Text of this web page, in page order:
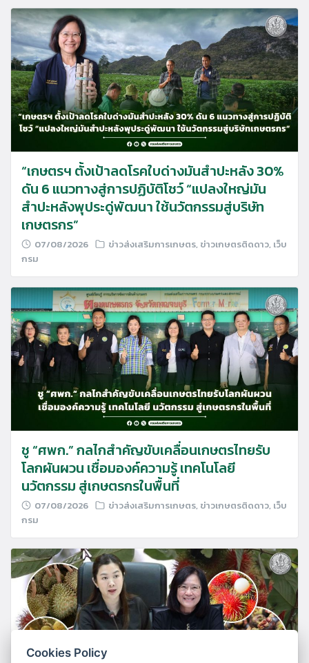
“เกษตรฯ ตั้งเป้าลดโรคใบด่างมันสำปะหลัง 30%
ดัน 6 แนวทางสู่การปฏิบัติโชว์ “แปลงใหญ่มัน
สำปะหลังพุประดู่พัฒนา ใช้นวัตกรรมสู่บริษัท
เกษตรกร”
07/08/2026 ข่าวส่งเสริมการเกษตร, ข่าวเกษตรติดดาว, เว็บ
กรม
ชู “ศพก.” กลไกสำคัญขับเคลื่อนเกษตรไทยรับ
โลกผันผวน เชื่อมองค์ความรู้ เทคโนโลยี
นวัตกรรม สู่เกษตรกรในพื้นที่
07/08/2026 ข่าวส่งเสริมการเกษตร, ข่าวเกษตรติดดาว, เว็บ
กรม
Cookies Policy